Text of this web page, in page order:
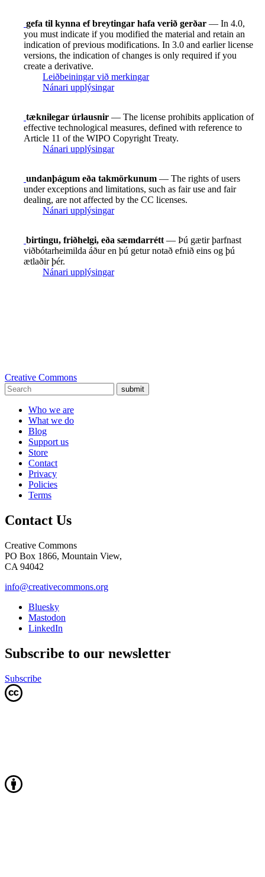
gefa til kynna ef breytingar hafa verið gerðar — In 4.0,
you must indicate if you modified the material and retain an
indication of previous modifications. In 3.0 and earlier license
versions, the indication of changes is only required if you
create a derivative.
Leiðbeiningar við merkingar
Nánari upplýsingar
tæknilegar úrlausnir — The license prohibits application of
effective technological measures, defined with reference to
Article 11 of the WIPO Copyright Treaty.
Nánari upplýsingar
undanþágum eða takmörkunum — The rights of users
under exceptions and limitations, such as fair use and fair
dealing, are not affected by the CC licenses.
Nánari upplýsingar
birtingu, friðhelgi, eða sæmdarrétt — Þú gætir þarfnast
viðbótarheimilda áður en þú getur notað efnið eins og þú
ætlaðir þér.
Nánari upplýsingar
Creative Commons
submit
Who we are
What we do
Blog
Support us
Store
Contact
Privacy
Policies
Terms
Contact Us
Creative Commons
PO Box 1866, Mountain View,
CA 94042
info@creativecommons.org
Bluesky
Mastodon
LinkedIn
Subscribe to our newsletter
Subscribe